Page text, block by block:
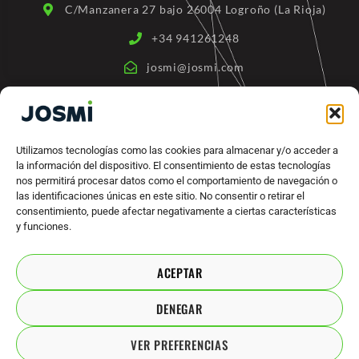
Utilizamos tecnologías como las cookies para almacenar y/o acceder a
la información del dispositivo. El consentimiento de estas tecnologías
nos permitirá procesar datos como el comportamiento de navegación o
las identificaciones únicas en este sitio. No consentir o retirar el
consentimiento, puede afectar negativamente a ciertas características
y funciones.
ACEPTAR
DENEGAR
VER PREFERENCIAS
ACUERDOS LEGALES
Política de privacidad
Aviso legal
Quienes somos
Productos
Máquinas Industriales
Marcas
C/Manzanera 27 bajo 26004 Logroño (La Rioja)
+34 941261248
josmi@josmi.com
-
f